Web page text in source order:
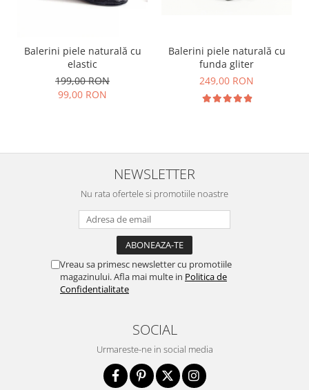
Balerini piele naturală cu
elastic
199,00 RON
99,00 RON
Balerini piele naturală cu
funda gliter
249,00 RON
NEWSLETTER
Nu rata ofertele si promotiile noastre
Vreau sa primesc newsletter cu promotiile
magazinului. Afla mai multe in Politica de
Confidentialitate
SOCIAL
Urmareste-ne in social media